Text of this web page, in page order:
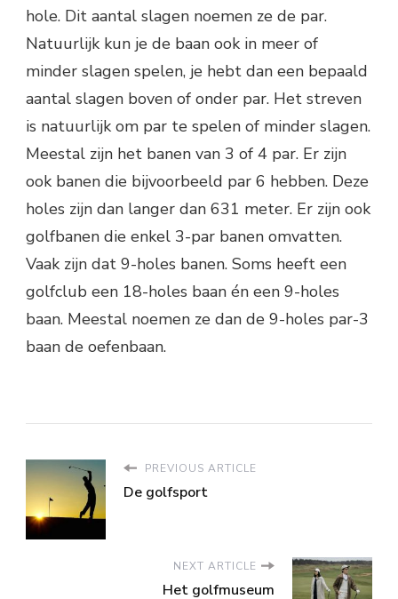
hole. Dit aantal slagen noemen ze de par.
Natuurlijk kun je de baan ook in meer of
minder slagen spelen, je hebt dan een bepaald
aantal slagen boven of onder par. Het streven
is natuurlijk om par te spelen of minder slagen.
Meestal zijn het banen van 3 of 4 par. Er zijn
ook banen die bijvoorbeeld par 6 hebben. Deze
holes zijn dan langer dan 631 meter. Er zijn ook
golfbanen die enkel 3-par banen omvatten.
Vaak zijn dat 9-holes banen. Soms heeft een
golfclub een 18-holes baan én een 9-holes
baan. Meestal noemen ze dan de 9-holes par-3
baan de oefenbaan.
PREVIOUS ARTICLE
De golfsport
NEXT ARTICLE
Het golfmuseum